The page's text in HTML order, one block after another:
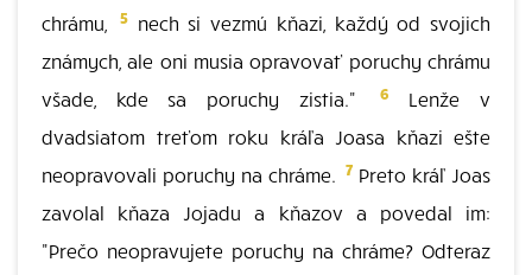
chrámu,
5nech si vezmú kňazi, každý od svojich
známych, ale oni musia opravovať poruchy chrámu
všade, kde sa poruchy zistia."
6
Lenže v
dvadsiatom treťom roku kráľa Joasa kňazi ešte
neopravovali poruchy na chráme. 7 Preto kráľ Joas
zavolal kňaza Jojadu a kňazov a povedal im:
"Prečo neopravujete poruchy na chráme? Odteraz